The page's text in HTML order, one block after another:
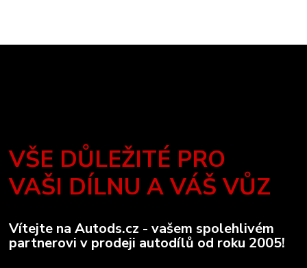
VŠE DŮLEŽITÉ PRO
VAŠI DÍLNU A VÁŠ VŮZ
Vítejte na Autods.cz - vašem spolehlivém
partnerovi v prodeji autodílů od roku 2005!